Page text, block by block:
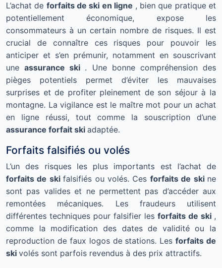
L’achat de forfaits de ski en ligne , bien que pratique et
potentiellement économique, expose les
consommateurs à un certain nombre de risques. Il est
crucial de connaître ces risques pour pouvoir les
anticiper et s’en prémunir, notamment en souscrivant
uneassurance ski . Une bonne compréhension des
pièges potentiels permet d’éviter les mauvaises
surprises et de profiter pleinement de son séjour à la
montagne. La vigilance est le maître mot pour un achat
en ligne réussi, tout comme la souscription d’une
assurance forfait ski adaptée.
Forfaits falsifiés ou volés
L’un des risques les plus importants est l’achat de
forfaits de skifalsifiés ou volés. Ces forfaits de ski ne
sont pas valides et ne permettent pas d’accéder aux
remontées mécaniques. Les fraudeurs utilisent
différentes techniques pour falsifier les forfaits de ski ,
comme la modification des dates de validité ou la
reproduction de faux logos de stations. Lesforfaits de
ski volés sont parfois revendus à des prix attractifs.